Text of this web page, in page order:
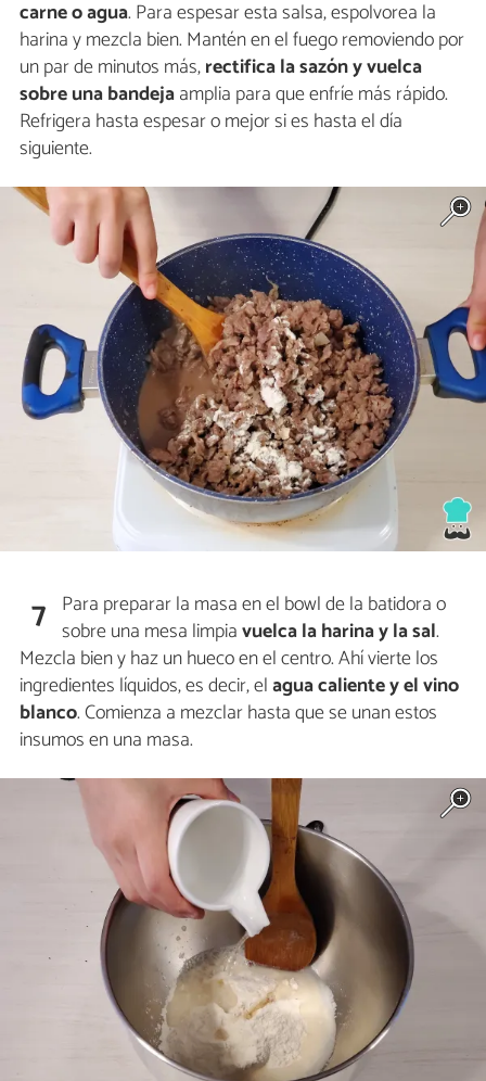
carne o agua. Para espesar esta salsa, espolvorea la
harina y mezcla bien. Mantén en el fuego removiendo por
un par de minutos más,rectifica la sazóny vuelca
sobre unabandejaamplia para que enfríe más rápido.
Refrigera hasta espesar o mejor si es hasta el día
siguiente.
7 Para preparar la masa en el bowl de la batidora o
sobre una mesa limpiavuelca laharina y la sal.
Mezcla bien y haz un hueco en el centro. Ahí vierte los
ingredientes líquidos, es decir, elagua calientey elvino
blanco. Comienza a mezclar hasta que se unan estos
insumos en una masa.